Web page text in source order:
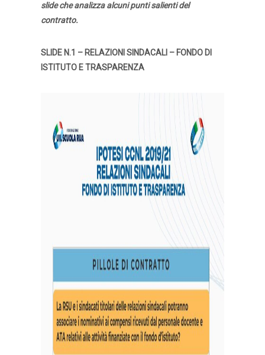
slide che analizza alcuni punti salienti del
contratto.
SLIDE N.1 – RELAZIONI SINDACALI – FONDO DI
ISTITUTO E TRASPARENZA